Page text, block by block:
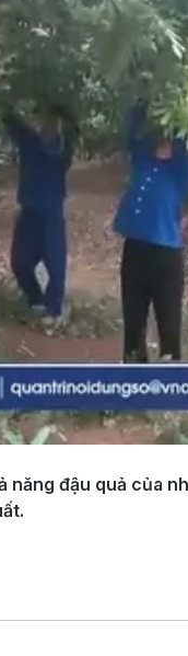
đậu quả của